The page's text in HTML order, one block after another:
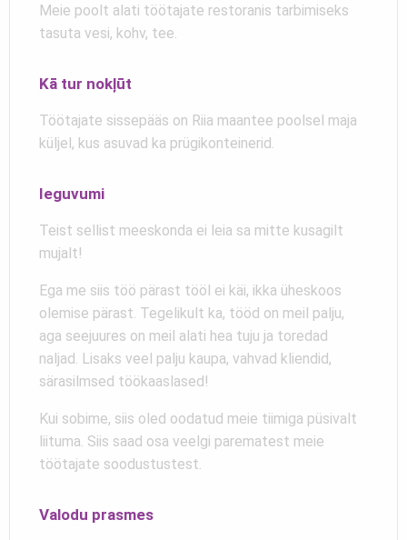
Meie poolt alati töötajate restoranis tarbimiseks
tasuta vesi, kohv, tee.
Kā tur nokļūt
Töötajate sissepääs on Riia maantee poolsel maja
küljel, kus asuvad ka prügikonteinerid.
Ieguvumi
Teist sellist meeskonda ei leia sa mitte kusagilt
mujalt!
Ega me siis töö pärast tööl ei käi, ikka üheskoos
olemise pärast. Tegelikult ka, tööd on meil palju,
aga seejuures on meil alati hea tuju ja toredad
naljad. Lisaks veel palju kaupa, vahvad kliendid,
särasilmsed töökaaslased!
Kui sobime, siis oled oodatud meie tiimiga püsivalt
liituma. Siis saad osa veelgi parematest meie
töötajate soodustustest.
Valodu prasmes